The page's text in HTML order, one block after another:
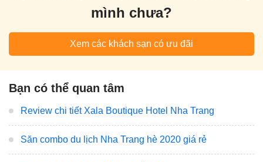
mình chưa?
Xem các khách sạn có ưu đãi
Bạn có thể quan tâm
Review chi tiết Xala Boutique Hotel Nha Trang
Săn combo du lịch Nha Trang hè 2020 giá rẻ